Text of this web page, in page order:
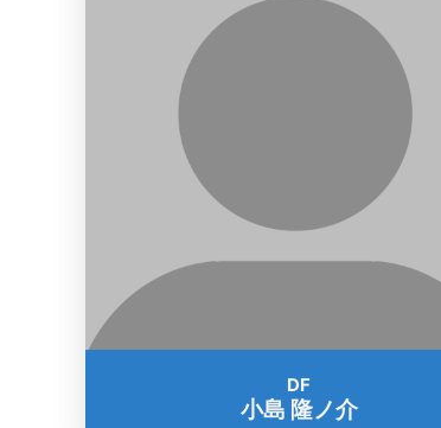
DF
小島 隆ノ介